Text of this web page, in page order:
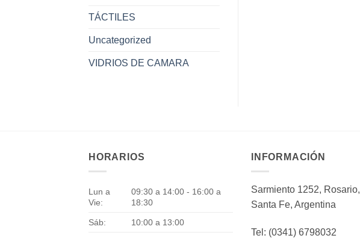
TÁCTILES
Uncategorized
VIDRIOS DE CAMARA
HORARIOS
Lun a
Vie:
09:30 a 14:00 - 16:00 a
18:30
Sáb: 10:00 a 13:00
INFORMACIÓN
Sarmiento 1252, Rosario,
Santa Fe, Argentina
Tel: (0341) 6798032